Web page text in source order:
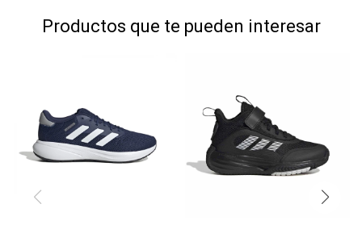
Productos que te pueden interesar